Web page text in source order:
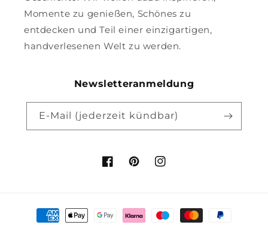
Momente zu genießen, Schönes zu
entdecken und Teil einer einzigartigen,
handverlesenen Welt zu werden.
Newsletteranmeldung
E-Mail (jederzeit kündbar)
FacebookPinterestInstagram
Zahlungsmethoden